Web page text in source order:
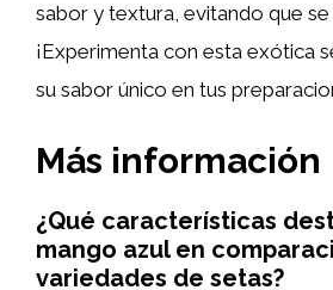
sabor y textura, evitando que
¡Experimenta con esta exótica
su sabor único en tus
Más información
¿Qué características
mango azul en
variedades de setas?